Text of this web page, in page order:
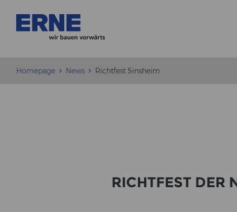
Homepage News Richtfest Sinsheim
RICHT­FEST DER